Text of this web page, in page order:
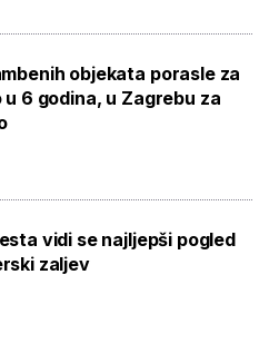
objekata porasle za
u 6 godina, u Zagrebu za
vidi se najljepši pogled
zaljev